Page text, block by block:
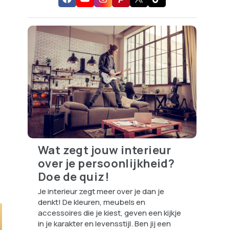
Wat zegt jouw interieur
over je persoonlijkheid?
Doe de quiz!
Je interieur zegt meer over je dan je
denkt! De kleuren, meubels en
accessoires die je kiest, geven een kijkje
in je karakter en levensstijl. Ben jij een